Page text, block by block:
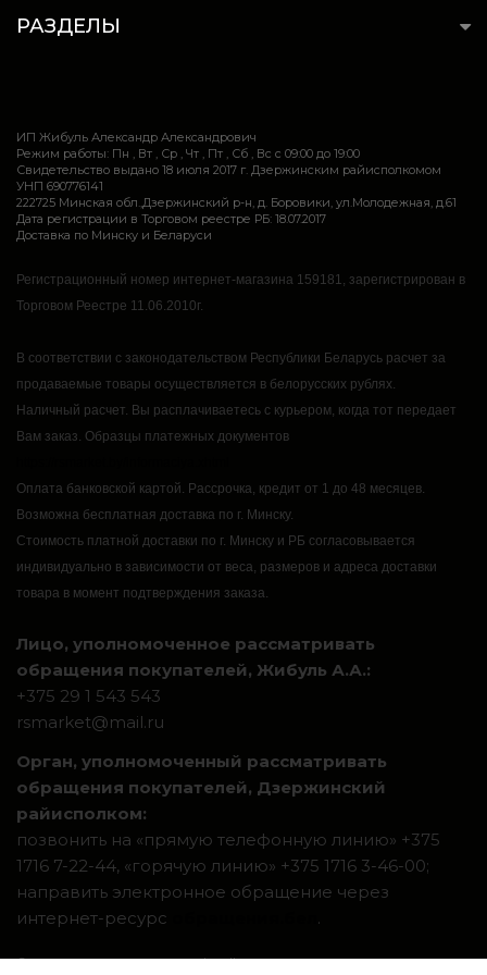
РАЗДЕЛЫ
ИП Жибуль Александр Александрович
Режим работы: Пн , Вт , Ср , Чт , Пт , Сб , Вс c 09:00 до 19:00
Свидетельство выдано 18 июля 2017 г. Дзержинским райисполкомом
УНП 690776141
222725 Минская обл.,Дзержинский р-н, д. Боровики, ул.Молодежная, д.61
Дата регистрации в Торговом реестре РБ: 18.07.2017
Доставка по Минску и Беларуси
Регистрационный номер интернет-магазина 159181, зарегистрирован в
Торговом Реестре 11.06.2010г.
В соответствии с законодательством Республики Беларусь расчет за
продаваемые товары осуществляется в белорусских рублях.
Наличный расчет. Вы расплачиваетесь с курьером, когда тот передает
Вам заказ. Образцы платежных документов
Оплата банковской картой. Рассрочка, кредит от 1 до 48 месяцев.
Возможна бесплатная доставка по г. Минску.
Стоимость платной доставки по г. Минску и РБ согласовывается
индивидуально в зависимости от веса, размеров и адреса доставки
товара в момент подтверждения заказа.
Лицо, уполномоченное рассматривать
обращения покупателей, Жибуль А.А.:
+375 29 1 543 543
rsmarket@mail.ru
Орган, уполномоченный рассматривать
обращения покупателей, Дзержинский
райисполком:
позвонить на «прямую телефонную линию» +375
1716 7-22-44, «горячую линию» +375 1716 3-46-00;
направить электронное обращение через
интернет-ресурс
.
Система интернет-магазинов beseller